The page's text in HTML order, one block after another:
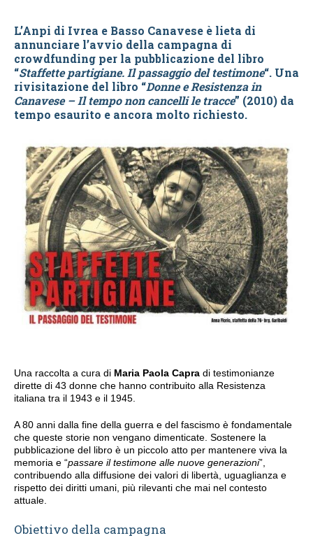
L’Anpi di Ivrea e Basso Canavese è lieta di
annunciare l’avvio della campagna di
crowdfunding per la pubblicazione del libro
“Staffette partigiane. Il passaggio del testimone“. Una
rivisitazione del libro “Donne e Resistenza in
Canavese – Il tempo non cancelli le tracce” (2010) da
tempo esaurito e ancora molto richiesto.
Una raccolta a cura di Maria Paola Capra di testimonianze
dirette di 43 donne che hanno contribuito alla Resistenza
italiana tra il 1943 e il 1945.
A 80 anni dalla fine della guerra e del fascismo è fondamentale
che queste storie non vengano dimenticate. Sostenere la
pubblicazione del libro è un piccolo atto per mantenere viva la
memoria e “passare il testimone alle nuove generazioni”,
contribuendo alla diffusione dei valori di libertà, uguaglianza e
rispetto dei diritti umani, più rilevanti che mai nel contesto
attuale.
Obiettivo della campagna